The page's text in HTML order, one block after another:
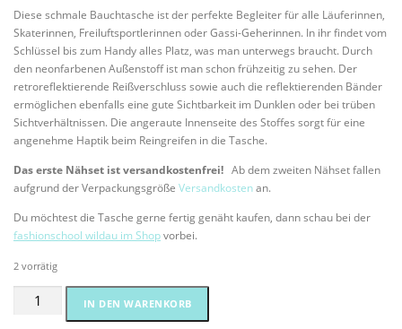
Diese schmale Bauchtasche ist der perfekte Begleiter für alle Läuferinnen,
Skaterinnen, Freiluftsportlerinnen oder Gassi-Geherinnen. In ihr findet vom
Schlüssel bis zum Handy alles Platz, was man unterwegs braucht. Durch
den neonfarbenen Außenstoff ist man schon frühzeitig zu sehen. Der
retroreflektierende Reißverschluss sowie auch die reflektierenden Bänder
ermöglichen ebenfalls eine gute Sichtbarkeit im Dunklen oder bei trüben
Sichtverhältnissen. Die angeraute Innenseite des Stoffes sorgt für eine
angenehme Haptik beim Reingreifen in die Tasche.
Das erste Nähset ist versandkostenfrei! Ab dem zweiten Nähset fallen
aufgrund der Verpackungsgröße Versandkostenan.
Du möchtest die Tasche gerne fertig genäht kaufen, dann schau bei der
fashionschool wildau im Shopvorbei.
2 vorrätig
Nähset
IN DEN WARENKORB